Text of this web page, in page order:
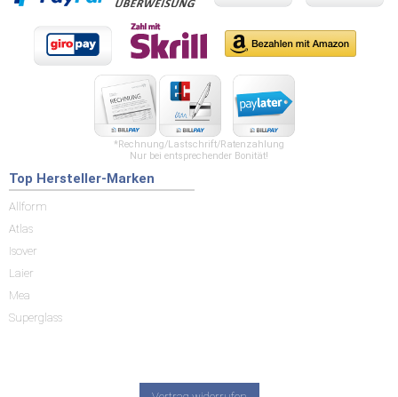
*Rechnung/Lastschrift/Ratenzahlung
Nur bei entsprechender Bonität!
Top Hersteller-Marken
Allform
Atlas
Isover
Laier
Mea
Superglass